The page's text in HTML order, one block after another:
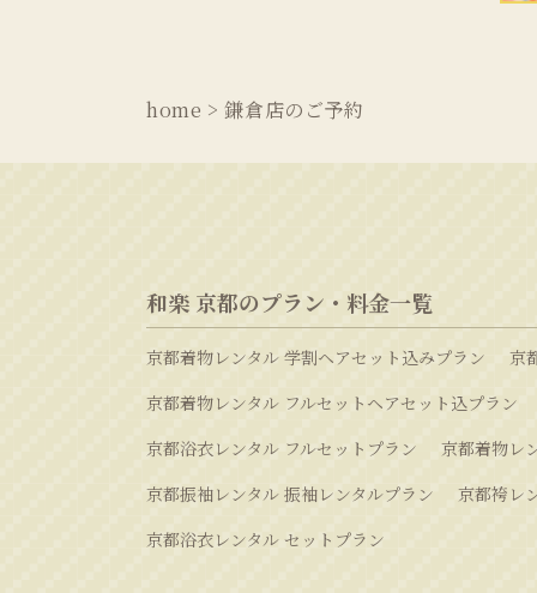
home >鎌倉店のご予約
和楽 京都のプラン・料金一覧
京都着物レンタル 学割ヘアセット込みプラン
京
京都着物レンタル フルセットヘアセット込プラン
京都浴衣レンタル フルセットプラン
京都着物レ
京都振袖レンタル 振袖レンタルプラン
京都袴レ
京都浴衣レンタル セットプラン